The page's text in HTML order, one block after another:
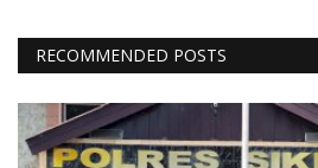
RECOMMENDED POSTS